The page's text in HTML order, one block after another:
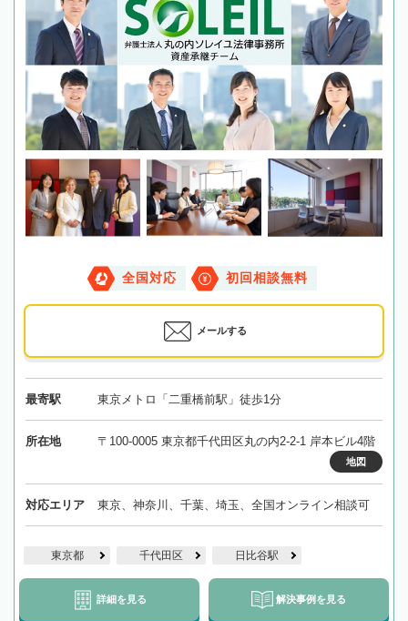
全国対応 初回相談無料
メールする
最寄駅 東京メトロ「二重橋前駅」徒歩1分
所在地 〒100-0005 東京都千代田区丸の内2-2-1 岸本ビル4階
地図
対応エリア 東京、神奈川、千葉、埼玉、全国オンライン相談可
東京都 千代田区 日比谷駅
詳細を見る 解決事例を見る